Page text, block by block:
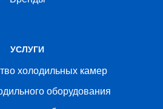
УСЛУГИ
холодильных камер
оборудования